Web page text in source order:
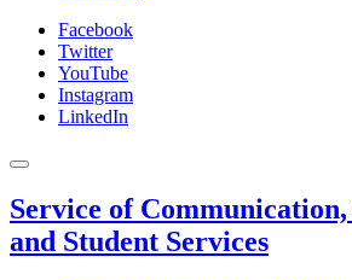
Facebook
Twitter
YouTube
Instagram
LinkedIn
Service of
and Student Services